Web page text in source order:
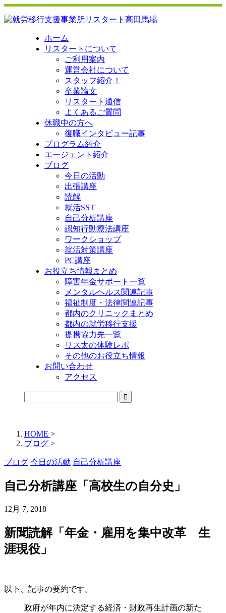
ホーム
リスタートについて
ご利用案内
運営会社について
スタッフ紹介！
卒業論文
リスタート通信
よくあるご質問
休職中の方へ
復職インタビュー記事
プログラム紹介
エージェント紹介
ブログ
今日の活動
出張講座
読解
就活SST
自己分析講座
認知行動療法講座
ワークショップ
就活対策講座
PC講座
お役立ち情報まとめ
障害年金サポート一覧
メンタルヘルス関連記事
福祉制度・法律関連記事
都内のクリニックまとめ
都内の就労移行支援
提携協力先一覧
リス太の体験レポ
その他のお役立ち情報
お問い合わせ
アクセス
HOME >
ブログ >
ブログ 今日の活動 自己分析講座
自己分析講座「高校生の自分史」
12月 7, 2018
新聞読解「年金・雇用を集中改革 生
涯現役」
以下、記事の要約です。
政府が年内に決定する経済・財政再生計画の新た